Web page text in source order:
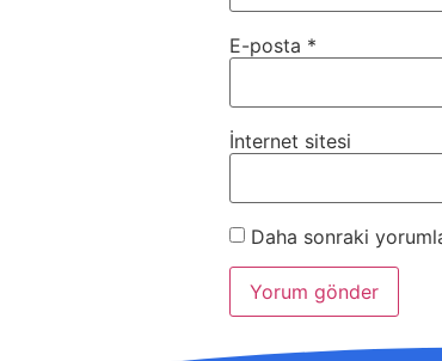
E-posta *
İnternet sitesi
Daha sonraki